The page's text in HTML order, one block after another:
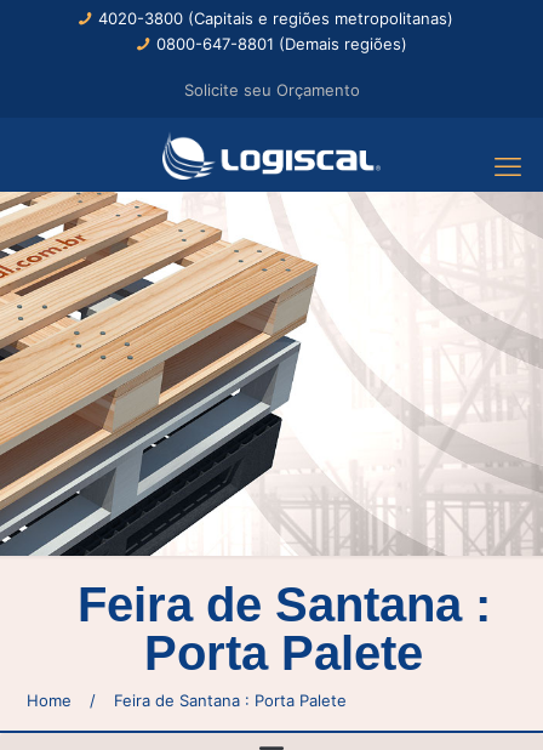
4020-3800 (Capitais e regiões metropolitanas)
0800-647-8801 (Demais regiões)
Solicite seu Orçamento
Feira de Santana :
Porta Palete
Home / Feira de Santana : Porta Palete